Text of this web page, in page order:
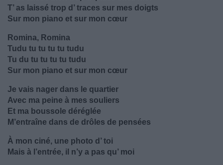
T’ as laissé trop d’ traces sur mes doigts
Sur mon piano et sur mon cœur
Romina, Romina
Tudu tu tu tu tu tudu
Tu du tu tu tu tu tudu
Sur mon piano et sur mon cœur
Je vais nager dans le quartier
Avec ma peine à mes souliers
Et ma boussole déréglée
M’entraîne dans de drôles de pensées
À mon ciné, une photo d’ toi
Mais à l’entrée, il n’y a pas qu’ moi